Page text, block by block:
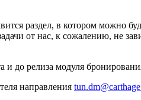
раздел, в котором можно
от нас, к сожалению, не
до релиза модуля
направления